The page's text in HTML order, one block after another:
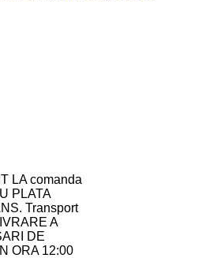
LA comanda
PLATA
Transport
A
DE
ORA 12:00